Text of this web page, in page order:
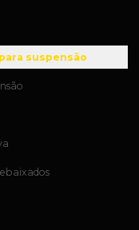
suspensão